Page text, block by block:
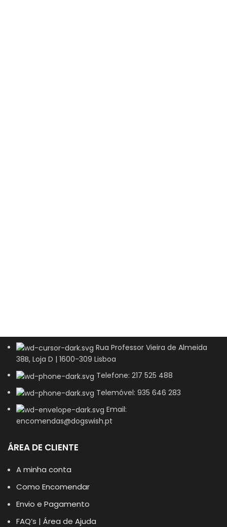
Rua Professor Vieira de Almeida
38B, Loja D | 1600-309 Lisboa
Telefone: 217 525 488
Telemóvel: 935 646 283
Email:
encomendas@dogswish.pt
ÁREA DE CLIENTE
A minha conta
Como Encomendar
Envio e Pagamento
FAQ’s | Área de Ajuda